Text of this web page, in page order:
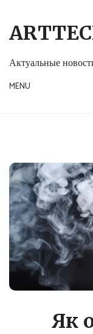
content
Актуальные
MENU
Як